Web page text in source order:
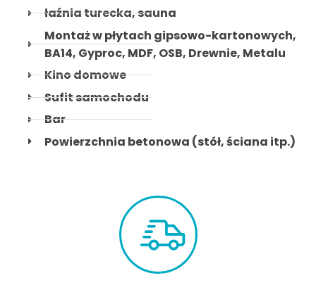
łaźnia turecka, sauna
Montaż w płytach gipsowo-kartonowych,
BA14, Gyproc, MDF, OSB, Drewnie, Metalu
Kino domowe
Sufit samochodu
Bar
Powierzchnia betonowa (stół, ściana itp.)